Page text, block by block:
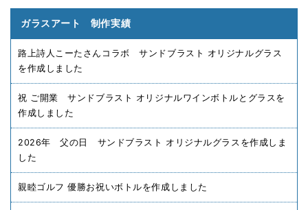
ガラスアート 制作実績
路上詩人こーたさんコラボ サンドブラスト オリジナルグラス
を作成しました
祝 ご開業 サンドブラスト オリジナルワインボトルとグラスを
作成しました
2026年 父の日 サンドブラスト オリジナルグラスを作成しま
した
親睦ゴルフ 優勝お祝いボトルを作成しました